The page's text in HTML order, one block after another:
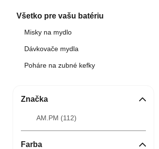
Všetko pre vašu batériu
Misky na mydlo
Dávkovače mydla
Poháre na zubné kefky
Značka
AM.PM (112)
Farba